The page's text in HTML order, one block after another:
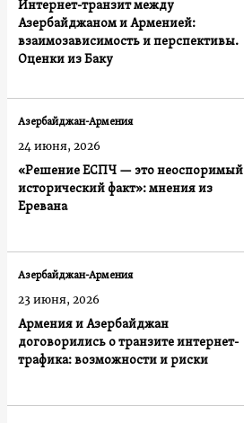
Интернет-транзит между
Азербайджаном и Арменией:
взаимозависимость и перспективы.
Оценки из Баку
«Решение ЕСПЧ — это неоспоримый
исторический факт»: мнения из
Еревана
Азербайджан-Армения
24 июня, 2026
Армения и Азербайджан
договорились о транзите интернет-
трафика: возможности и риски
Азербайджан-Армения
23 июня, 2026